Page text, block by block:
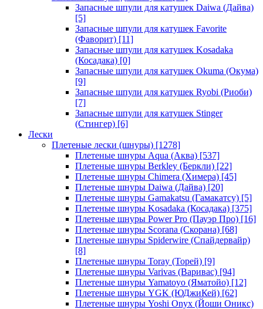
Запасные шпули для катушек Daiwa (Дайва)
[5]
Запасные шпули для катушек Favorite
(Фаворит) [11]
Запасные шпули для катушек Kosadaka
(Косадака) [0]
Запасные шпули для катушек Okuma (Окума)
[9]
Запасные шпули для катушек Ryobi (Риоби)
[7]
Запасные шпули для катушек Stinger
(Стингер) [6]
Лески
Плетеные лески (шнуры) [1278]
Плетеные шнуры Aqua (Аква) [537]
Плетеные шнуры Berkley (Беркли) [22]
Плетеные шнуры Chimera (Химера) [45]
Плетеные шнуры Daiwa (Дайва) [20]
Плетеные шнуры Gamakatsu (Гамакатсу) [5]
Плетеные шнуры Kosadaka (Косадака) [375]
Плетеные шнуры Power Pro (Пауэр Про) [16]
Плетеные шнуры Scorana (Скорана) [68]
Плетеные шнуры Spiderwire (Спайдервайр)
[8]
Плетеные шнуры Toray (Торей) [9]
Плетеные шнуры Varivas (Варивас) [94]
Плетеные шнуры Yamatoyo (Яматойо) [12]
Плетеные шнуры YGK (ЮДжиКей) [62]
Плетеные шнуры Yoshi Onyx (Йоши Оникс)